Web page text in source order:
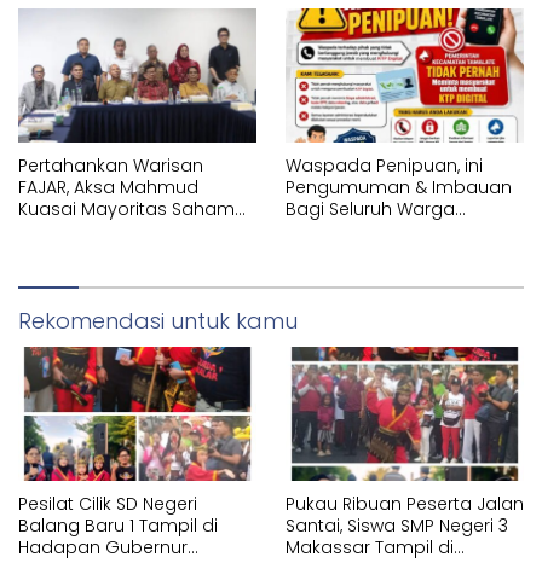
Memperagakan Jurus
Pencak Silat
Pertahankan Warisan
FAJAR, Aksa Mahmud
Kuasai Mayoritas Saham
Waspada Penipuan, ini
Pengumuman & Imbauan
Bagi Seluruh Warga
Rekomendasi untuk kamu
Pesilat Cilik SD Negeri
Balang Baru 1 Tampil di
Hadapan Gubernur
Pukau Ribuan Peserta Jalan
Santai, Siswa SMP Negeri 3
Makassar Tampil di